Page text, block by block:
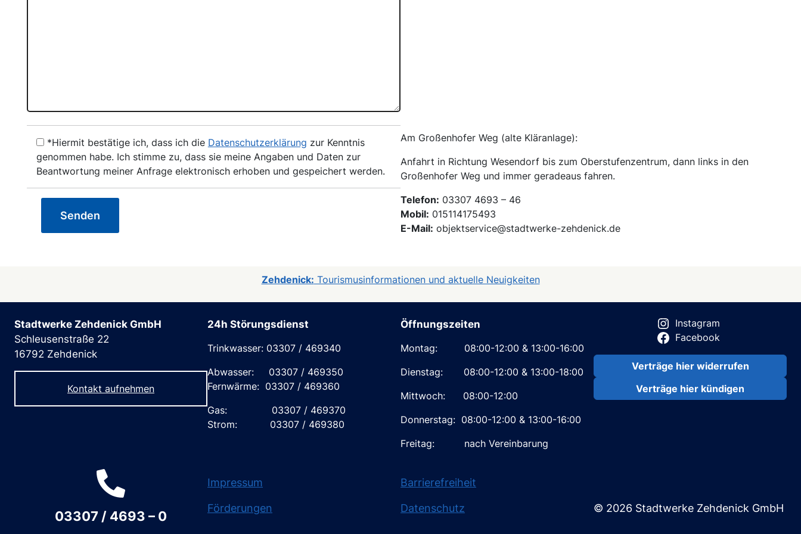
*Hiermit bestätige ich, dass ich die Datenschutzerklärung zur Kenntnis
genommen habe. Ich stimme zu, dass sie meine Angaben und Daten zur
Beantwortung meiner Anfrage elektronisch erhoben und gespeichert werden.
Am Großenhofer Weg (alte Kläranlage):
Anfahrt in Richtung Wesendorf bis zum Oberstufenzentrum, dann links in den
Großenhofer Weg und immer geradeaus fahren.
Telefon: 03307 4693 – 46
Mobil: 015114175493
E-Mail: objektservice@stadtwerke-zehdenick.de
Zehdenick: Tourismusinformationen und aktuelle Neuigkeiten
Stadtwerke Zehdenick GmbH
Schleusenstraße 22
16792 Zehdenick
Kontakt aufnehmen
24h Störungsdienst
Trinkwasser: 03307 / 469340
Abwasser: 03307 / 469350
Fernwärme: 03307 / 469360
Gas: 03307 / 469370
Strom: 03307 / 469380
Öffnungszeiten
Montag: 08:00-12:00 & 13:00-16:00
Dienstag: 08:00-12:00 & 13:00-18:00
Mittwoch: 08:00-12:00
Donnerstag: 08:00-12:00 & 13:00-16:00
Freitag: nach Vereinbarung
Instagram
Facebook
Verträge hier widerrufen
Verträge hier kündigen
03307 / 4693 – 0
Impressum
Förderungen
Barrierefreiheit
Datenschutz © 2026 Stadtwerke Zehdenick GmbH